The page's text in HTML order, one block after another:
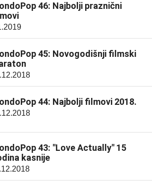
46: Najbolji praznični
45: Novogodišnji filmski
44: Najbolji filmovi 2018.
43: "Love Actually" 15
kasnije